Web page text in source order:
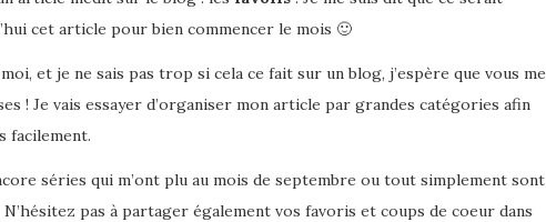
cet article pour bien commencer le mois 🙂
et je ne sais pas trop si cela ce fait sur un blog, j’espère que vous me
! Je vais essayer d’organiser mon article par grandes catégories afin
facilement.
séries qui m’ont plu au mois de septembre ou tout simplement sont
pas à partager également vos favoris et coups de coeur dans